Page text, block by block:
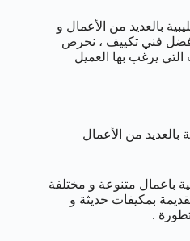
بالعديد من الأعمال و
فني تكييف ، نحرص
التي يرغب بها العميل
من الأعمال
باعمال متنوعة و مختلفة
بمكيفات حديثة و
.